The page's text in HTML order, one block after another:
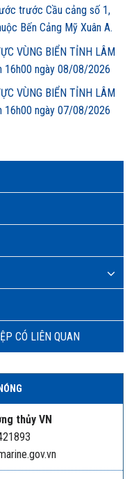
CÓ LIÊN QUAN
thủy VN
trước Cầu cảng số 1,
Bến Cảng Mỹ Xuân A.
VÙNG BIỂN TỈNH LÂM
16h00 ngày 08/08/2026
VÙNG BIỂN TỈNH LÂM
16h00 ngày 07/08/2026